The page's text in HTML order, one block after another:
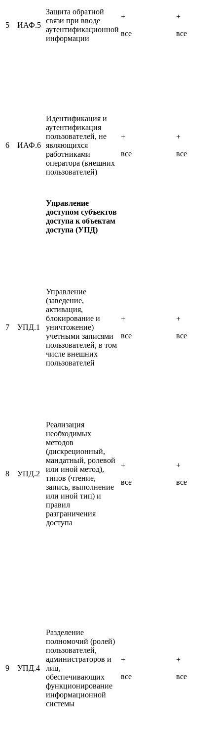
5 ИАФ.5
Защита обратной
связи при вводе
аутентификационной
информации
+
все
+
все
6 ИАФ.6
Идентификация и
аутентификация
пользователей, не
являющихся
работниками
оператора (внешних
пользователей)
+
все
+
все
Управление
доступом субъектов
доступа к объектам
доступа (УПД)
7 УПД.1
Управление
(заведение,
активация,
блокирование и
уничтожение)
учетными записями
пользователей, в том
числе внешних
пользователей
+
все
+
все
8 УПД.2
Реализация
необходимых
методов
(дискреционный,
мандатный, ролевой
или иной метод),
типов (чтение,
запись, выполнение
или иной тип) и
правил
разграничения
доступа
+
все
+
все
9 УПД.4
Разделение
полномочий (ролей)
пользователей,
администраторов и
лиц,
обеспечивающих
функционирование
информационной
системы
+
все
+
все